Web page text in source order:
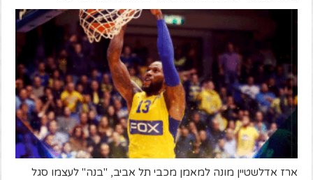
ארז אדלשטיין מונה למאמן מכבי תל אביב, "בנה" לעצמו סגל